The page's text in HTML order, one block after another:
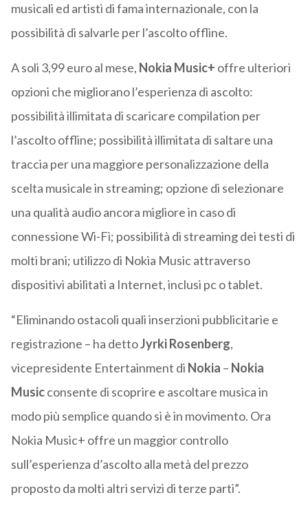
musicali ed artisti di fama internazionale, con la
possibilità di salvarle per l’ascolto offline.
A soli 3,99 euro al mese, Nokia Music+ offre ulteriori
opzioni che migliorano l’esperienza di ascolto:
possibilità illimitata di scaricare compilation per
l’ascolto offline; possibilità illimitata di saltare una
traccia per una maggiore personalizzazione della
scelta musicale in streaming; opzione di selezionare
una qualità audio ancora migliore in caso di
connessione Wi-Fi; possibilità di streaming dei testi di
molti brani; utilizzo di Nokia Music attraverso
dispositivi abilitati a Internet, inclusi pc o tablet.
“Eliminando ostacoli quali inserzioni pubblicitarie e
registrazione – ha dettoJyrki Rosenberg,
vicepresidente Entertainment di Nokia – Nokia
Musicconsente di scoprire e ascoltare musica in
modo più semplice quando si è in movimento. Ora
Nokia Music+ offre un maggior controllo
sull’esperienza d’ascolto alla metà del prezzo
proposto da molti altri servizi di terze parti”.